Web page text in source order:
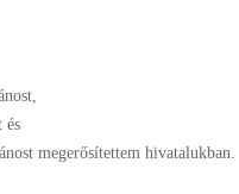
és
megerősítettem hivatalukban.